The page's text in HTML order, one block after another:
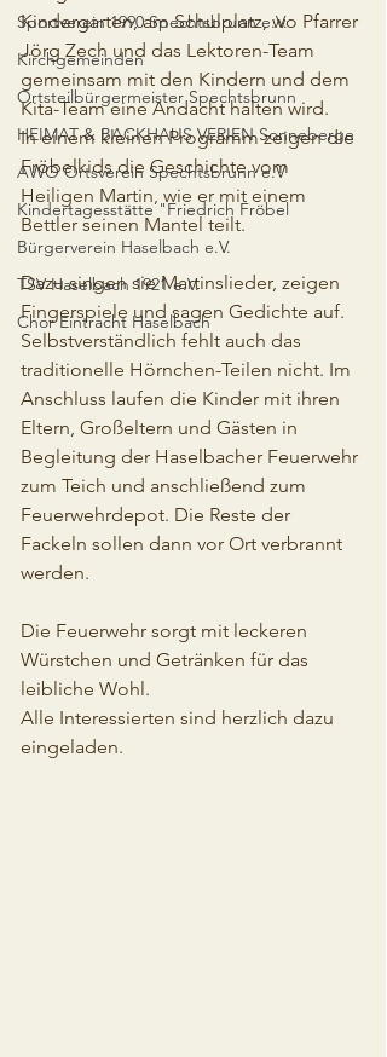
Sportverein 1990 Spechtsbrunn e.V.
Kirchgemeinden
Ortsteilbürgermeister Spechtsbrunn
HEIMAT & BACKHAUS VERIEN Sonneberge
AWO Ortsverein Spechtsbrunn e.V
Kindertagesstätte "Friedrich Fröbel
Bürgerverein Haselbach e.V.
TSV Haselbach 1921 e.V.
Chor Eintracht Haselbach
Kindergarten, am Schulplatz, wo Pfarrer
Jörg Zech und das Lektoren-Team
gemeinsam mit den Kindern und dem
Kita-Team eine Andacht halten wird.
In einem kleinen Programm zeigen die
Fröbelkids die Geschichte vom
Heiligen Martin, wie er mit einem
Bettler seinen Mantel teilt.
Dazu singen sie Martinslieder, zeigen
Fingerspiele und sagen Gedichte auf.
Selbstverständlich fehlt auch das
traditionelle Hörnchen-Teilen nicht. Im
Anschluss laufen die Kinder mit ihren
Eltern, Großeltern und Gästen in
Begleitung der Haselbacher Feuerwehr
zum Teich und anschließend zum
Feuerwehrdepot. Die Reste der
Fackeln sollen dann vor Ort verbrannt
werden.
Die Feuerwehr sorgt mit leckeren
Würstchen und Getränken für das
leibliche Wohl.
Alle Interessierten sind herzlich dazu
eingeladen.